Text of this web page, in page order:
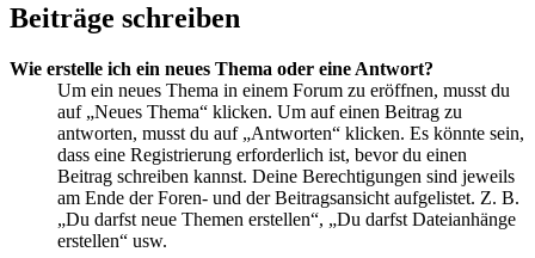
Beiträge schreiben
Wie erstelle ich ein neues Thema oder eine Antwort?
Um ein neues Thema in einem Forum zu eröffnen, musst du
auf „Neues Thema“ klicken. Um auf einen Beitrag zu
antworten, musst du auf „Antworten“ klicken. Es könnte sein,
dass eine Registrierung erforderlich ist, bevor du einen
Beitrag schreiben kannst. Deine Berechtigungen sind jeweils
am Ende der Foren- und der Beitragsansicht aufgelistet. Z. B.
„Du darfst neue Themen erstellen“, „Du darfst Dateianhänge
erstellen“ usw.